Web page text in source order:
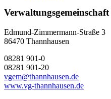
Edmund-Zimmermann-Straße 3
86470 Thannhausen
08281 901-0
08281 901-20
vgem@thannhausen.de
www.vg-thannhausen.de